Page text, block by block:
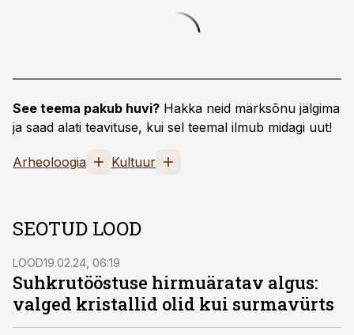
See teema pakub huvi? Hakka neid märksõnu jälgima
ja saad alati teavituse, kui sel teemal ilmub midagi uut!
Arheoloogia Kultuur
SEOTUD LOOD
LOOD19.02.24, 06:19
Suhkrutööstuse hirmuäratav algus:
valged kristallid olid kui surmavürts